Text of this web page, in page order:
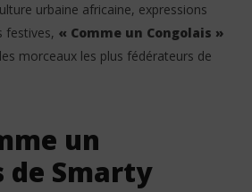
urbaine africaine, expressions
festives, « Comme un Congolais »
morceaux les plus fédérateurs de
un
de Smarty